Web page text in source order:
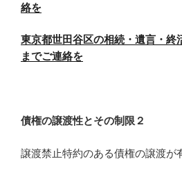
絡を
東京都世田谷区の相続・遺言・終
までご連絡を
債権の譲渡性とその制限２
譲渡禁止特約のある債権の譲渡が